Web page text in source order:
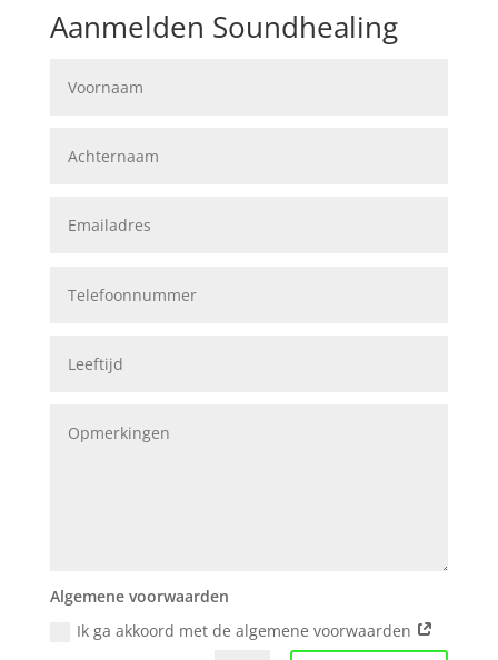
Aanmelden Soundhealing
Algemene voorwaarden
Ik ga akkoord met de algemene voorwaarden